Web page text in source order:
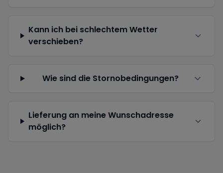
Kann ich bei schlechtem Wetter
verschieben?
Wie sind die Stornobedingungen?
Lieferung an meine Wunschadresse
möglich?